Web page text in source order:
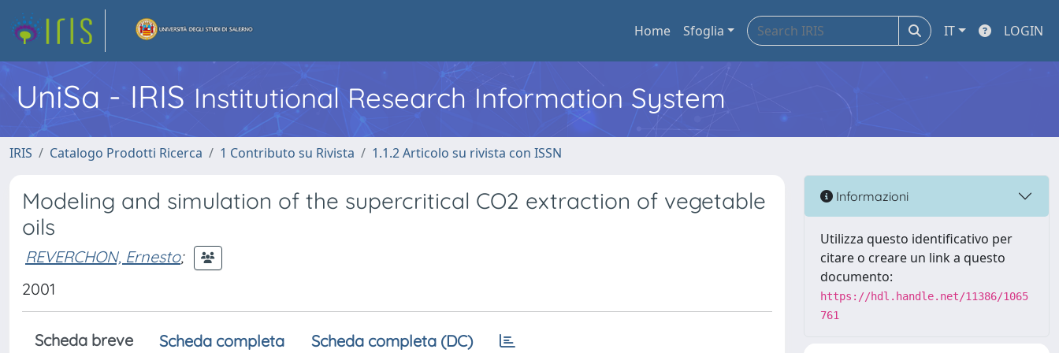
Home Sfoglia IT LOGIN
UniSa - IRIS Institutional Research Information System
IRIS Catalogo Prodotti Ricerca 1 Contributo su Rivista 1.1.2 Articolo su rivista con ISSN
Modeling and simulation of the supercritical CO2 extraction of vegetable
oils
REVERCHON, Ernesto;
2001
Scheda breve Scheda completa Scheda completa (DC)
Informazioni
Utilizza questo identificativo per
citare o creare un link a questo
documento:
https://hdl.handle.net/11386/1065
761